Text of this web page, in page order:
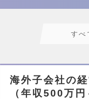
すべ
海外子会社の
（年収500万